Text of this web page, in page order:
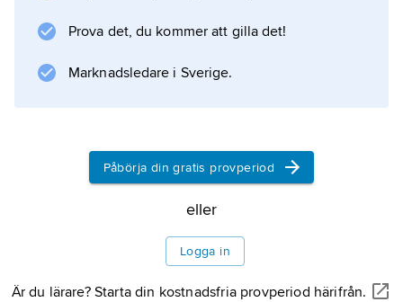
utövar sitt största inflytande när det gäller
ekonomiska frågor som budget,
anslagsbevillningar och skatter och tullfrågor.
Information om artikeln
Prova det, du kommer att gilla det!
Marknadsledare i Sverige.
Påbörja din gratis provperiod
eller
Logga in
Är du lärare? Starta din kostnadsfria provperiod härifrån.